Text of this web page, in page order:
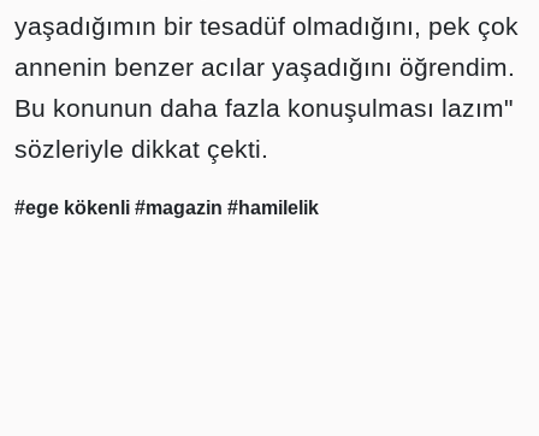
yaşadığımın bir tesadüf olmadığını, pek çok
annenin benzer acılar yaşadığını öğrendim.
Bu konunun daha fazla konuşulması lazım"
sözleriyle dikkat çekti.
#ege kökenli #magazin #hamilelik